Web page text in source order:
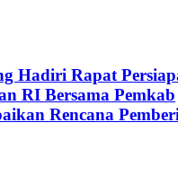
Hadiri Rapat
RI Bersama Pemkab
Rencana